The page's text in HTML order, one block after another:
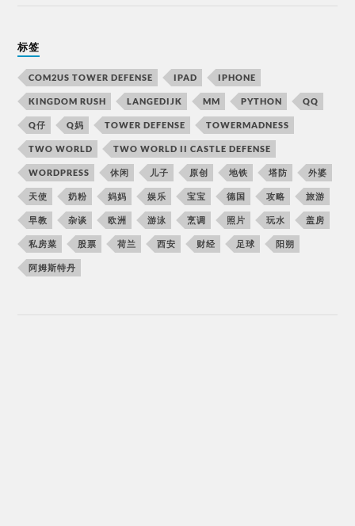
标签
COM2US TOWER DEFENSE IPAD IPHONE
KINGDOM RUSH LANGEDIJK MM PYTHON QQ
Q仔 Q妈 TOWER DEFENSE TOWERMADNESS
TWO WORLD TWO WORLD II CASTLE DEFENSE
WORDPRESS 休闲 儿子 原创 地铁 塔防 外婆
天使 奶粉 妈妈 娱乐 宝宝 德国 攻略 旅游
早教 杂谈 欧洲 游泳 烹调 照片 玩水 盖房
私房菜 股票 荷兰 西安 财经 足球 阳朔
阿姆斯特丹